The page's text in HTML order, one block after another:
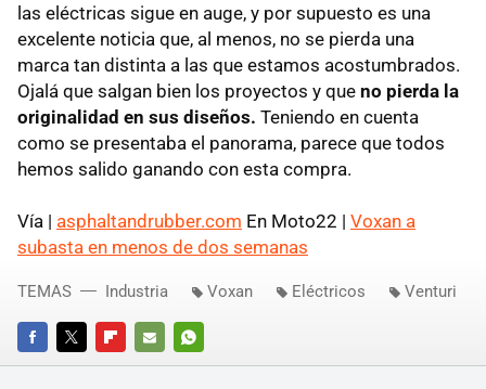
las eléctricas sigue en auge, y por supuesto es una
excelente noticia que, al menos, no se pierda una
marca tan distinta a las que estamos acostumbrados.
Ojalá que salgan bien los proyectos y que no pierda la
originalidad en sus diseños. Teniendo en cuenta
como se presentaba el panorama, parece que todos
hemos salido ganando con esta compra.
Vía | asphaltandrubber.com En Moto22 | Voxan a
subasta en menos de dos semanas
FACEBOOKTWITTERFLIPBOARD
E-
WHATSAPP
TEMAS Industria Voxan Eléctricos Venturi